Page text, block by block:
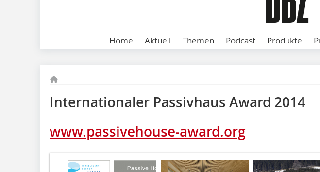
Home Aktuell Themen Podcast Produkte
Internationaler Passivhaus Award 2014
www.passivehouse-award.org